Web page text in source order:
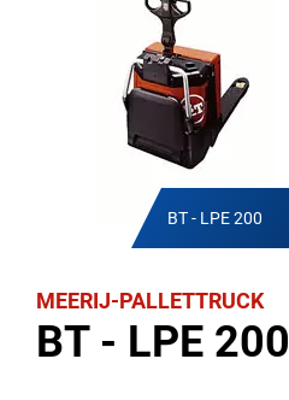
BT - LPE 200
MEERIJ-PALLETTRUCK
BT - LPE 200